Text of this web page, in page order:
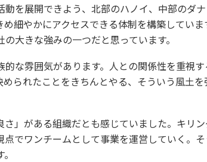
を展開できよう、北部のハノイ、中部のダ
細やかにアクセスできる体制を構築してい
大きな強みの一つだと思っています。
な雰囲気があります。人との関係性を重視
られたことをきちんとやる、そういう風土
」がある組織だとも感じていました。キリ
でワンチームとして事業を運営していく。